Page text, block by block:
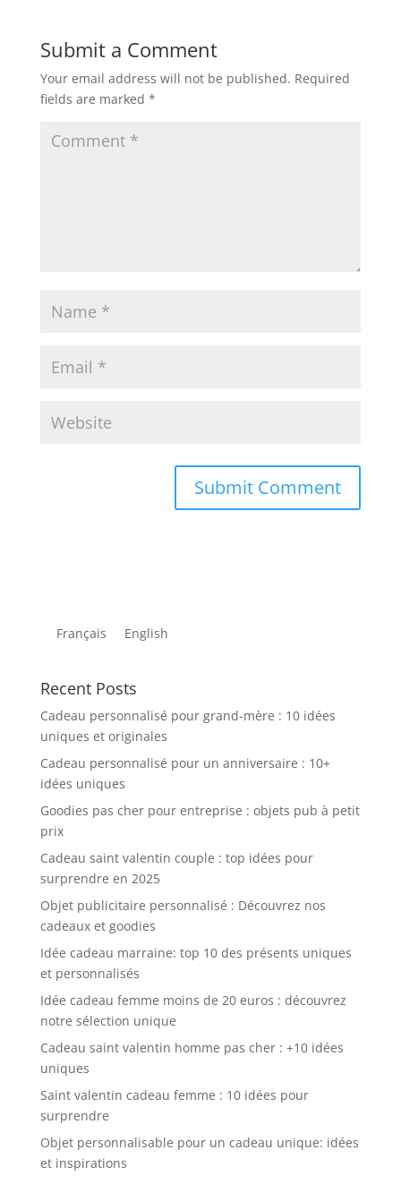
Submit a Comment
Your email address will not be published. Required
fields are marked *
Français English
Recent Posts
Cadeau personnalisé pour grand-mère : 10 idées
uniques et originales
Cadeau personnalisé pour un anniversaire : 10+
idées uniques
Goodies pas cher pour entreprise : objets pub à petit
prix
Cadeau saint valentin couple : top idées pour
surprendre en 2025
Objet publicitaire personnalisé : Découvrez nos
cadeaux et goodies
Idée cadeau marraine: top 10 des présents uniques
et personnalisés
Idée cadeau femme moins de 20 euros : découvrez
notre sélection unique
Cadeau saint valentin homme pas cher : +10 idées
uniques
Saint valentin cadeau femme : 10 idées pour
surprendre
Objet personnalisable pour un cadeau unique: idées
et inspirations